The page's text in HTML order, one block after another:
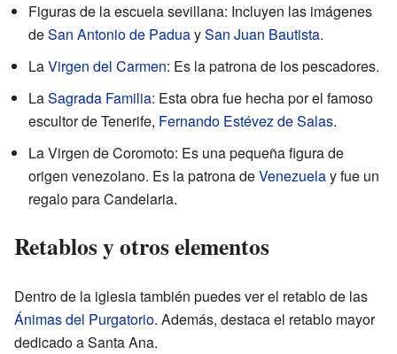
Figuras de la escuela sevillana: Incluyen las imágenes
deSan Antonio de PaduaySan Juan Bautista.
LaVirgen del Carmen: Es la patrona de los pescadores.
LaSagrada Familia: Esta obra fue hecha por el famoso
escultor de Tenerife, Fernando Estévez de Salas.
La Virgen de Coromoto: Es una pequeña figura de
origen venezolano. Es la patrona deVenezuelay fue un
regalo para Candelaria.
Retablos y otros elementos
Dentro de la iglesia también puedes ver el retablo de las
Ánimas del Purgatorio. Además, destaca el retablo mayor
dedicado a Santa Ana.